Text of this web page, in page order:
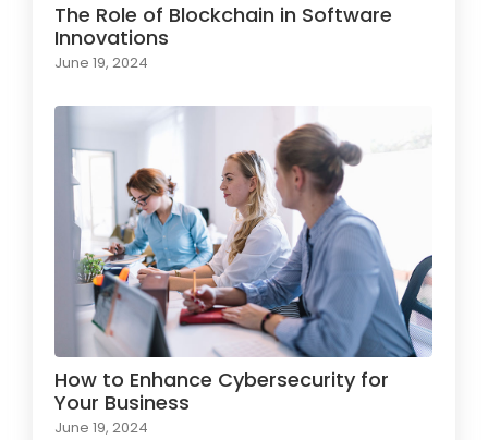
The Role of Blockchain in Software
Innovations
June 19, 2024
How to Enhance Cybersecurity for
Your Business
June 19, 2024